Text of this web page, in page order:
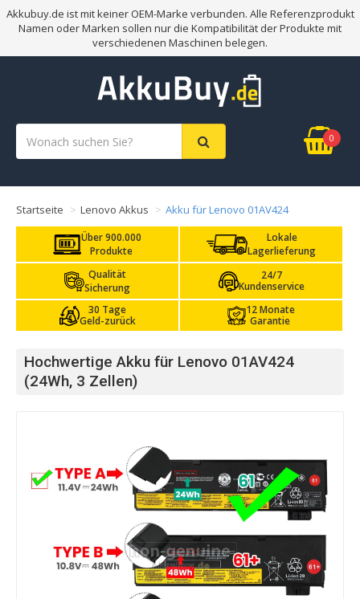
Akkubuy.de ist mit keiner OEM-Marke verbunden. Alle Referenzprodukt
Namen oder Marken sollen nur die Kompatibilität der Produkte mit
verschiedenen Maschinen belegen.
0
Startseite Lenovo Akkus Akku für Lenovo 01AV424
Über 900.000
Produkte
Lokale
Lagerlieferung
Qualität
Sicherung
24/7
Kundenservice
30 Tage
Geld-zurück
12 Monate
Garantie
Hochwertige Akku für Lenovo 01AV424
(24Wh, 3 Zellen)